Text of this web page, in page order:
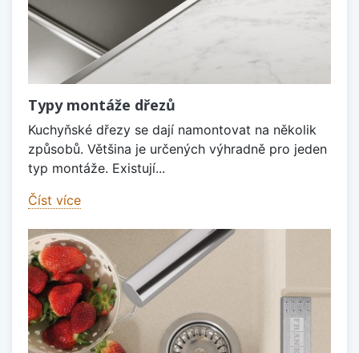
Typy montáže dřezů
Kuchyňské dřezy se dají namontovat na několik
způsobů. Většina je určených výhradně pro jeden
typ montáže. Existují...
Číst více